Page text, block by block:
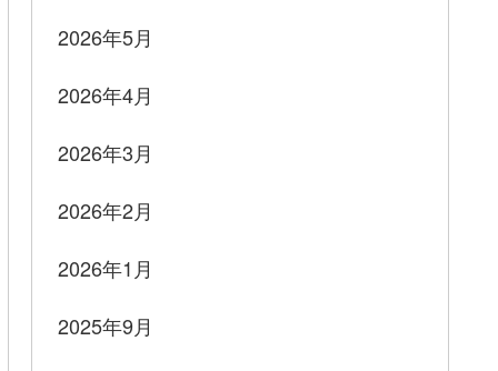
2026年5月
2026年4月
2026年3月
2026年2月
2026年1月
2025年9月